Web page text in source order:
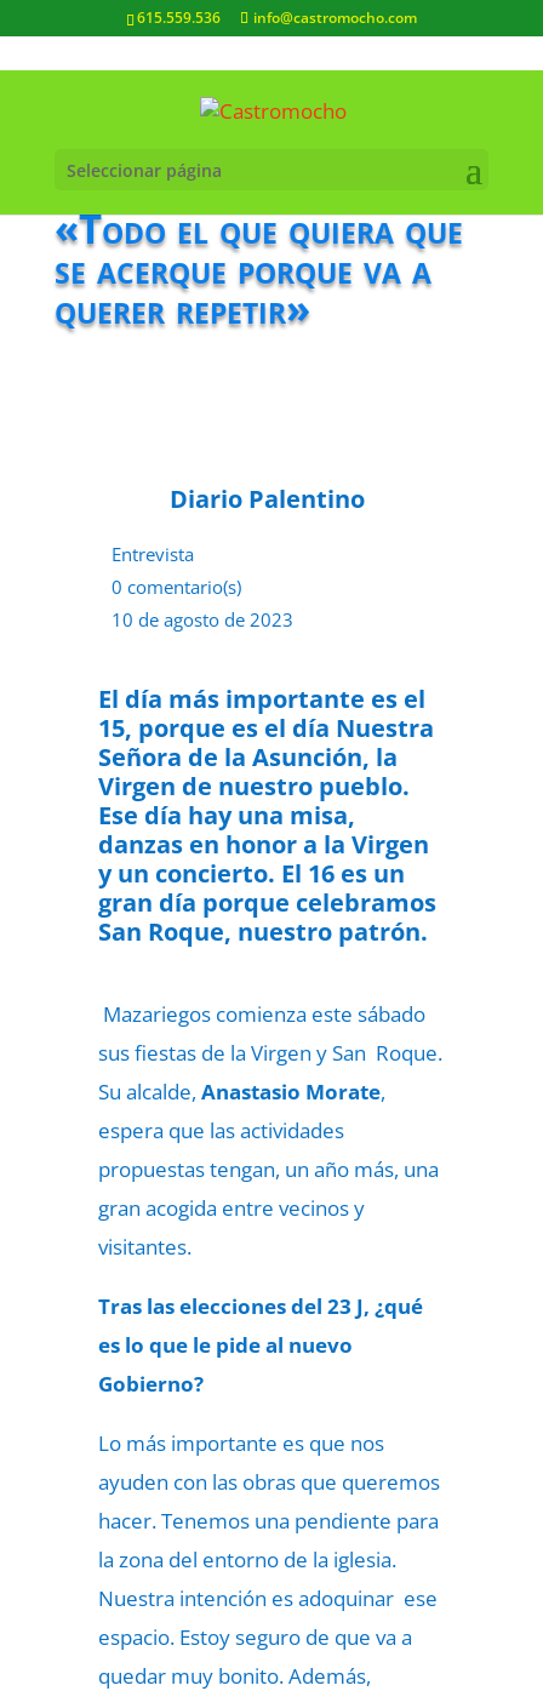
615.559.536 info@castromocho.com
Seleccionar página
«Todo el que quiera que
se acerque porque va a
querer repetir»
Diario Palentino
Entrevista
0 comentario(s)
10 de agosto de 2023
El día más importante es el
15, porque es el día Nuestra
Señora de la Asunción, la
Virgen de nuestro pueblo.
Ese día hay una misa,
danzas en honor a la Virgen
y un concierto. El 16 es un
gran día porque celebramos
San Roque, nuestro patrón.
Mazariegos comienza este sábado
sus fiestas de la Virgen y San Roque.
Su alcalde, Anastasio Morate,
espera que las actividades
propuestas tengan, un año más, una
gran acogida entre vecinos y
visitantes.
Tras las elecciones del 23 J, ¿qué
es lo que le pide al nuevo
Gobierno?
Lo más importante es que nos
ayuden con las obras que queremos
hacer. Tenemos una pendiente para
la zona del entorno de la iglesia.
Nuestra intención es adoquinar ese
espacio. Estoy seguro de que va a
quedar muy bonito. Además,